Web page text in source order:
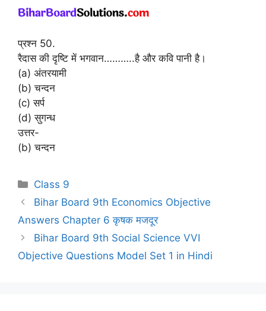
प्रश्न 50.
रैदास की दृष्टि में भगवान………..है और कवि पानी है।
(a) अंतरयामी
(b) चन्दन
(c) सर्प
(d) सुगन्ध
उत्तर-
(b) चन्दन
Categories
Class 9
Bihar Board 9th Economics Objective
Answers Chapter 6 कृषक मजदूर
Bihar Board 9th Social Science VVI
Objective Questions Model Set 1 in Hindi